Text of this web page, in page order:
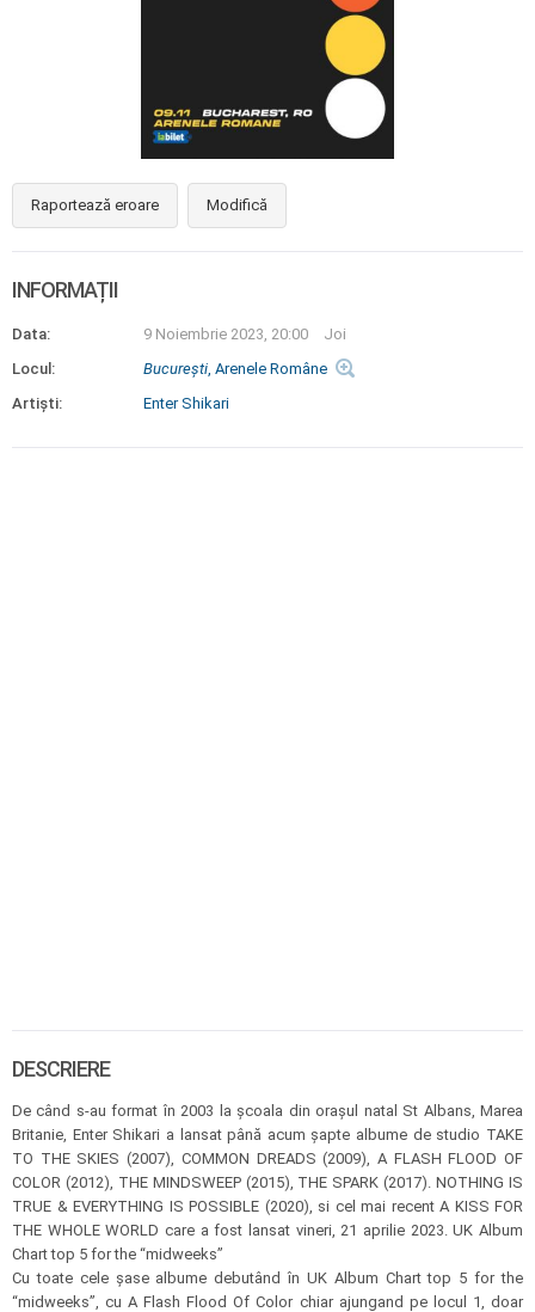
Raportează eroare Modifică
INFORMAȚII
Data: 9 Noiembrie 2023, 20:00
Joi
Locul:
Bucureşti, Arenele Române
Artiști:
Enter Shikari
DESCRIERE
De când s-au format în 2003 la școala din orașul natal St Albans, Marea
Britanie, Enter Shikari a lansat până acum șapte albume de studio TAKE
TO THE SKIES (2007), COMMON DREADS (2009), A FLASH FLOOD OF
COLOR (2012), THE MINDSWEEP (2015), THE SPARK (2017). NOTHING IS
TRUE & EVERYTHING IS POSSIBLE (2020), si cel mai recent A KISS FOR
THE WHOLE WORLD care a fost lansat vineri, 21 aprilie 2023. UK Album
Chart top 5 for the “midweeks”
Cu toate cele șase albume debutând în UK Album Chart top 5 for the
“midweeks”, cu A Flash Flood Of Color chiar ajungand pe locul 1, doar